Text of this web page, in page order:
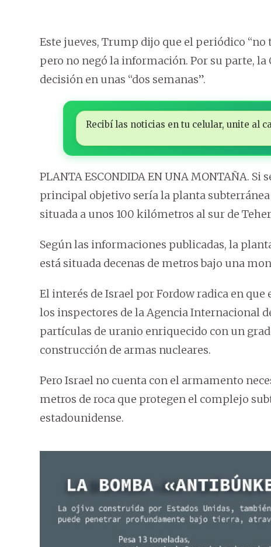
Este jueves, Trump dijo que el periódico
pero no negó la información. Por su parte,
decisión en unas “dos semanas”.
Recibí las noticias en tu celular, unite al
PLANTA ESCONDIDA EN UNA MONTAÑA.
principal objetivo sería la planta
situada a unos 100 kilómetros al sur de
Según las informaciones publicadas, la
está situada decenas de metros bajo una
El interés de Israel por Fordow radica en
los inspectores de la Agencia Internacional
partículas de uranio enriquecido con un
construcción de armas nucleares.
Pero Israel no cuenta con el armamento
metros de roca que protegen el complejo
estadounidense.